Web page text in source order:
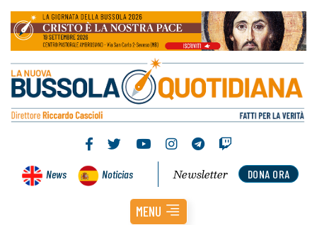
News Noticias DONA ORA
Newsletter
MENU